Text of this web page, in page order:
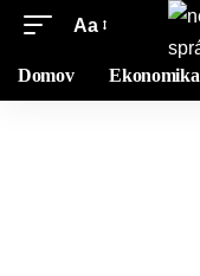
Aa
Domov Ekonomika